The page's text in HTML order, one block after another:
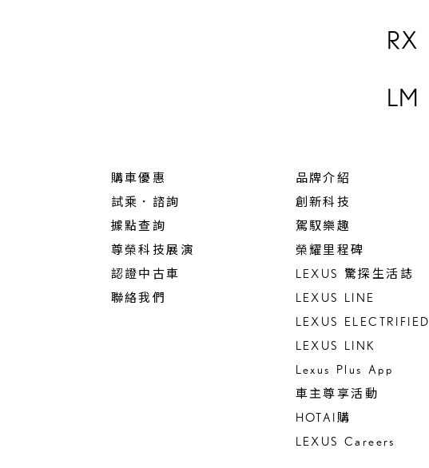
RX
LM
購車優惠
試乘．諮詢
據點查詢
尊榮科技展演
認證中古車
聯絡我們
品牌介紹
創新科技
駕馭樂趣
榮耀里程碑
LEXUS 驚探生活誌
LEXUS LINE
LEXUS ELECTRIFIED
LEXUS LINK
Lexus Plus App
車主尊享活動
HOTAI購
LEXUS Careers